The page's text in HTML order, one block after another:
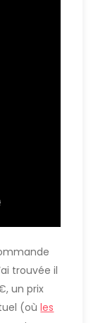
trouvée il
un prix
(oùles